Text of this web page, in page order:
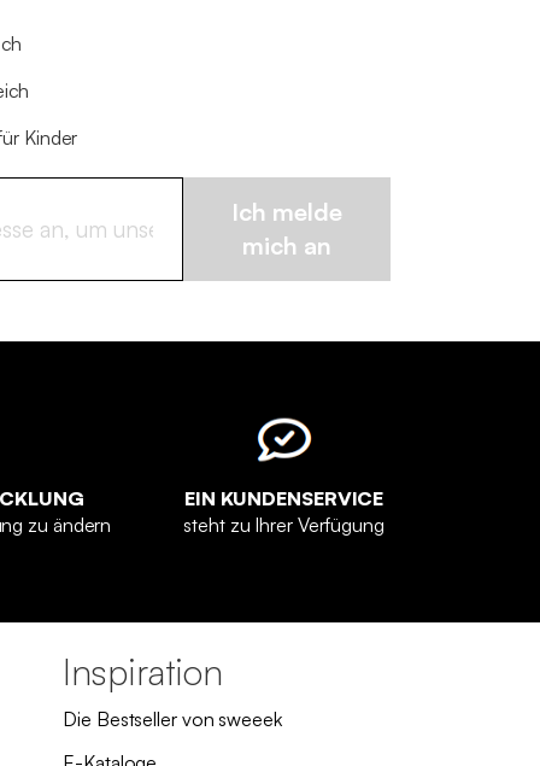
Kinder
Ich melde
mich an
zu ändern
EIN KUNDENSERVICE
steht zu Ihrer Verfügung
Inspiration
Die Bestseller von sweeek